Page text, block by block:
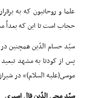
علما و روحانیون که به
حجاب است تا این که بعداً
موسى(علیه السلام)» در